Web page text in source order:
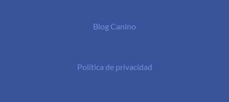
Blog Canino
Política de privacidad